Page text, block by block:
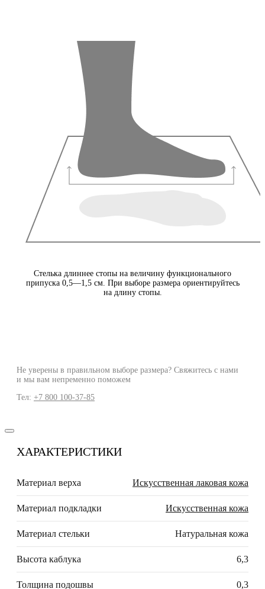
Стелька длиннее стопы на величину функционального
припуска 0,5—1,5 см. При выборе размера ориентируйтесь
на длину стопы.
Не уверены в правильном выборе размера? Свяжитесь с нами
и мы вам непременно поможем
Тел: +7 800 100-37-85
ХАРАКТЕРИСТИКИ
Материал верха Искусственная лаковая кожа
Материал подкладки Искусственная кожа
Материал стельки Натуральная кожа
Высота каблука 6,3
Толщина подошвы 0,3